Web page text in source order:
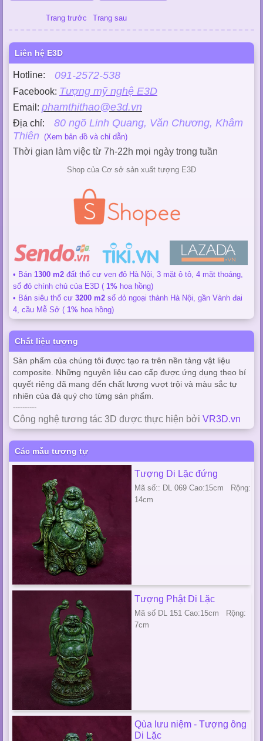
Trang trước Trang sau
Liên hệ E3D
Hotline: 091-2572-538
Facebook: Tượng mỹ nghệ E3D
Email: phamthithao@e3d.vn
Địa chỉ: 80 ngõ Linh Quang, Văn Chương, Khâm
Thiên (Xem bản đồ và chỉ dẫn)
Thời gian làm việc từ 7h-22h mọi ngày trong tuần
Shop của Cơ sở sản xuất tượng E3D
• Bán 1300 m2 đất thổ cư ven đô Hà Nội, 3 mặt ô tô, 4 mặt thoáng,
sổ đỏ chính chủ của E3D ( 1% hoa hồng)
• Bán siêu thổ cư 3200 m2 sổ đỏ ngoại thành Hà Nội, gần Vành đai
4, cầu Mễ Sở ( 1% hoa hồng)
Chất liệu tượng
Sản phẩm của chúng tôi được tạo ra trên nền tảng vật liệu
composite. Những nguyên liệu cao cấp được ứng dụng theo bí
quyết riêng đã mang đến chất lượng vượt trội và màu sắc tự
nhiên của đá quý cho từng sản phẩm.
----------
Công nghệ tương tác 3D được thực hiện bởi VR3D.vn
Các mẫu tương tự
Tượng Di Lặc đứng
Mã số:: DL 069 Cao:15cm Rộng:
14cm
Tượng Phật Di Lặc
Mã số DL 151 Cao:15cm Rộng:
7cm
Qùa lưu niệm - Tượng ông
Di Lặc